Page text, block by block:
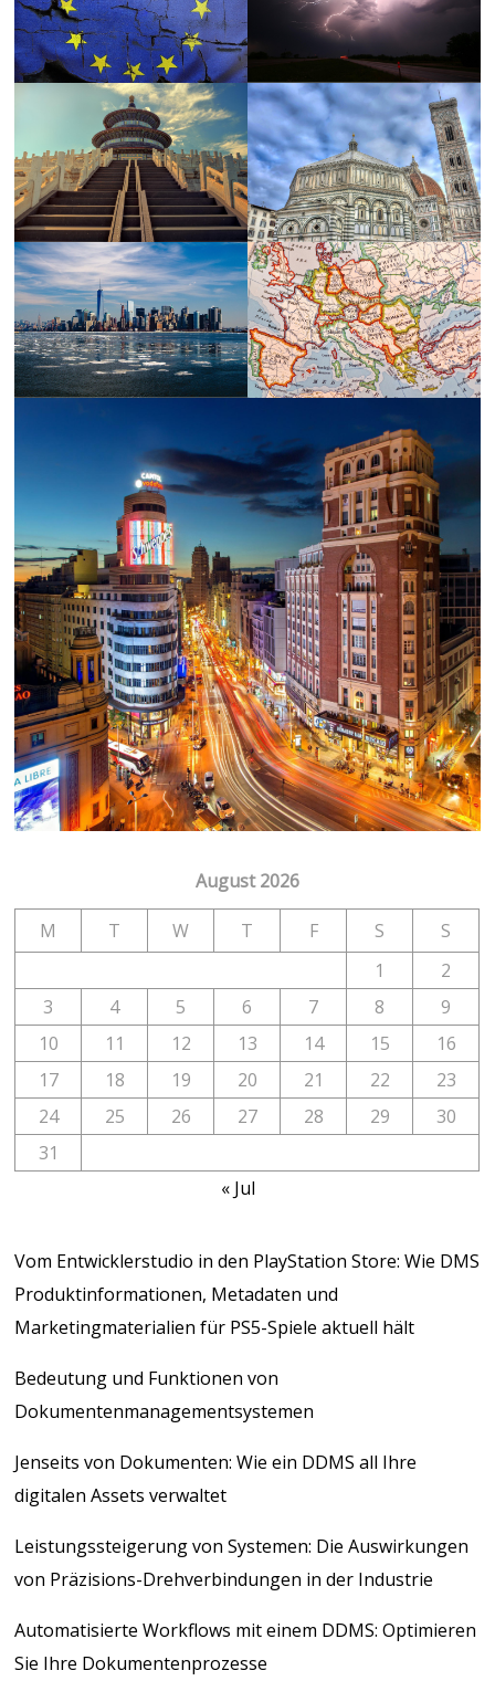
August 2026
M T W T F S
S
1
2
3
4 5 6 7 8
9
10
11 12 13 14 15
16
17
18 19 20 21 22
23
24
25 26 27 28 29
30
31
« Jul
Vom Entwicklerstudio in den PlayStation Store: Wie DMS
Produktinformationen, Metadaten und
Marketingmaterialien für PS5-Spiele aktuell hält
Bedeutung und Funktionen von
Dokumentenmanagementsystemen
Jenseits von Dokumenten: Wie ein DDMS all Ihre
digitalen Assets verwaltet
Leistungssteigerung von Systemen: Die Auswirkungen
von Präzisions-Drehverbindungen in der Industrie
Automatisierte Workflows mit einem DDMS: Optimieren
Sie Ihre Dokumentenprozesse